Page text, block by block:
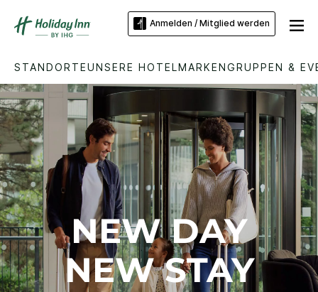
Anmelden / Mitglied werden
STANDORTEUNSERE HOTELMARKENGRUPPEN &
NEW DAY
NEW STAY